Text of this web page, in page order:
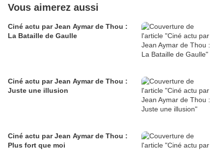
Vous aimerez aussi
Ciné actu par Jean Aymar de Thou :
La Bataille de Gaulle
Ciné actu par Jean Aymar de Thou :
Juste une illusion
Ciné actu par Jean Aymar de Thou :
Plus fort que moi